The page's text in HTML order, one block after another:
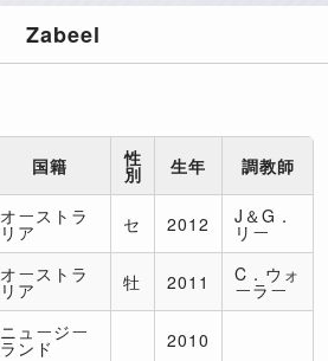
Zabeel
国籍 性
別 生年 調教師
オーストラ
リア セ 2012 J＆G．
リー
オーストラ
リア 牡 2011 C．ウォ
ーラー
ニュージー
ランド 2010